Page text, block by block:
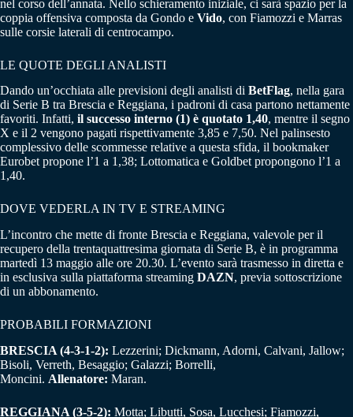
nel corso dell’annata. Nello schieramento iniziale, ci sarà spazio per la
coppia offensiva composta da Gondo e Vido, con Fiamozzi e Marras
sulle corsie laterali di centrocampo.
LE QUOTE DEGLI ANALISTI
Dando un’occhiata alle previsioni degli analisti di BetFlag, nella gara
di Serie B tra Brescia e Reggiana, i padroni di casa partono nettamente
favoriti. Infatti, il successo interno (1) è quotato 1,40, mentre il segno
X e il 2 vengono pagati rispettivamente 3,85 e 7,50. Nel palinsesto
complessivo delle scommesse relative a questa sfida, il bookmaker
Eurobet propone l’1 a 1,38; Lottomatica e Goldbet propongono l’1 a
1,40.
DOVE VEDERLA IN TV E STREAMING
L’incontro che mette di fronte Brescia e Reggiana, valevole per il
recupero della trentaquattresima giornata di Serie B, è in programma
martedì 13 maggio alle ore 20.30. L’evento sarà trasmesso in diretta e
in esclusiva sulla piattaforma streaming DAZN, previa sottoscrizione
di un abbonamento.
PROBABILI FORMAZIONI
BRESCIA (4-3-1-2): Lezzerini; Dickmann, Adorni, Calvani, Jallow;
Bisoli, Verreth, Besaggio; Galazzi; Borrelli,
Moncini. Allenatore: Maran.
REGGIANA (3-5-2): Motta; Libutti, Sosa, Lucchesi; Fiamozzi,